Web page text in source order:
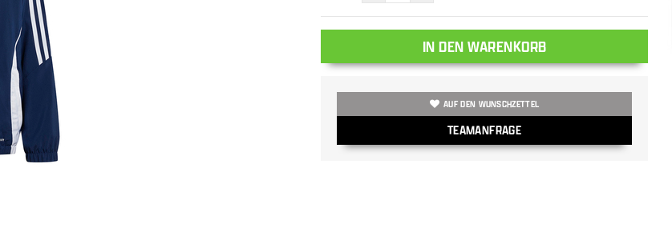
IN DEN WARENKORB
AUF DEN WUNSCHZETTEL
TEAMANFRAGE